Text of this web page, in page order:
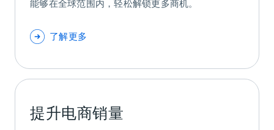
能够在全球范围内，轻松解锁更多商机。
了解更多
提升电商销量